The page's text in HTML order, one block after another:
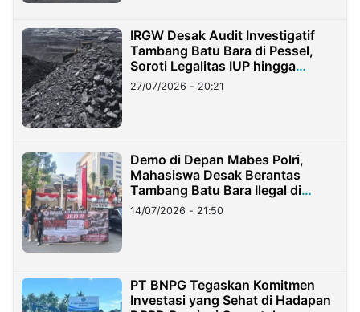
IRGW Desak Audit Investigatif
Tambang Batu Bara di Pessel,
Soroti Legalitas IUP hingga
Stockpile
27/07/2026 - 20:21
Demo di Depan Mabes Polri,
Mahasiswa Desak Berantas
Tambang Batu Bara Ilegal di
Lampung
14/07/2026 - 21:50
PT BNPG Tegaskan Komitmen
Investasi yang Sehat di Hadapan